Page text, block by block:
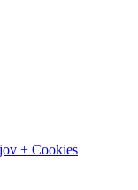
+ Cookies